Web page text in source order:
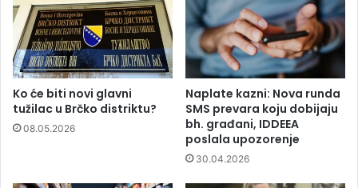
Ko će biti novi glavni
tužilac u Brčko distriktu?
08.05.2026
Naplate kazni: Nova runda
SMS prevara koju dobijaju
bh. građani, IDDEEA
poslala upozorenje
30.04.2026